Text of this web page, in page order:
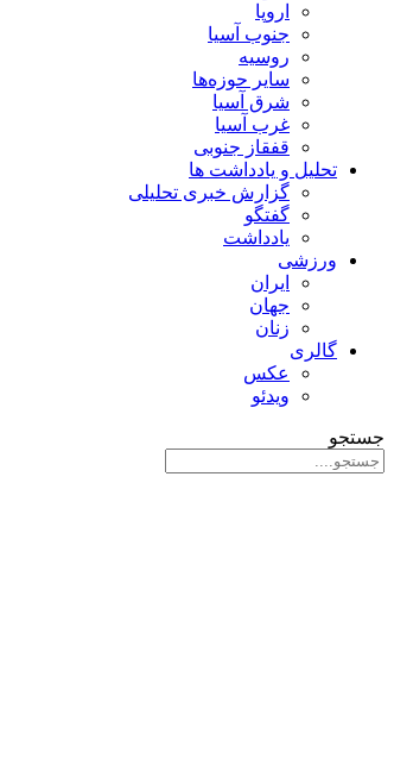
اروپا
جنوب آسیا
روسیه
سایر حوزه‌ها
شرق آسیا
غرب آسیا
قفقاز جنوبی
تحلیل و یادداشت ها
گزارش خبری تحلیلی
گفتگو
یادداشت
ورزشی
ایران
جهان
زنان
گالری
عکس
ویدئو
جستجو